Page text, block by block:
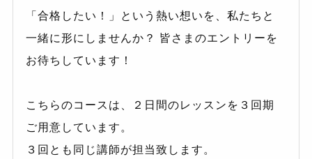
「合格したい！」という熱い想いを、私たちと
一緒に形にしませんか？ 皆さまのエントリーを
お待ちしています！
こちらのコースは、２日間のレッスンを３回期
ご用意しています。
３回とも同じ講師が担当致します。